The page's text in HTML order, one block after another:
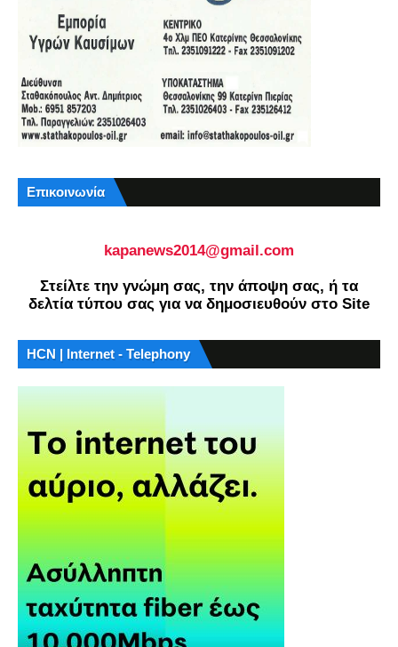
Επικοινωνία
kapanews2014@gmail.com
Στείλτε την γνώμη σας, την άποψη σας, ή τα
δελτία τύπου σας για να δημοσιευθούν στο Site
HCN | Internet - Telephony